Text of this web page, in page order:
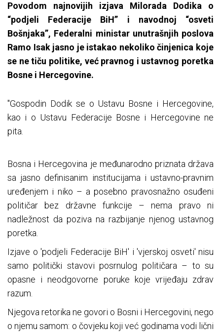
Povodom najnovijih izjava Milorada Dodika o
“podjeli Federacije BiH” i navodnoj “osveti
Bošnjaka”, Federalni ministar unutrašnjih poslova
Ramo Isak jasno je istakao nekoliko činjenica koje
se ne tiču politike, već pravnog i ustavnog poretka
Bosne i Hercegovine.
"Gospodin Dodik se o Ustavu Bosne i Hercegovine,
kao i o Ustavu Federacije Bosne i Hercegovine ne
pita.
Bosna i Hercegovina je međunarodno priznata država
sa jasno definisanim institucijama i ustavno-pravnim
uređenjem i niko – a posebno pravosnažno osuđeni
političar bez državne funkcije – nema pravo ni
nadležnost da poziva na razbijanje njenog ustavnog
poretka.
Izjave o 'podjeli Federacije BiH' i 'vjerskoj osveti' nisu
samo politički stavovi posrnulog političara – to su
opasne i neodgovorne poruke koje vrijeđaju zdrav
razum.
Njegova retorika ne govori o Bosni i Hercegovini, nego
o njemu samom: o čovjeku koji već godinama vodi lični